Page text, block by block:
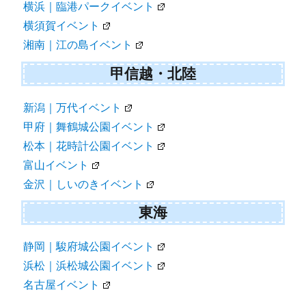
横浜｜臨港パークイベント
横須賀イベント
湘南｜江の島イベント
甲信越・北陸
新潟｜万代イベント
甲府｜舞鶴城公園イベント
松本｜花時計公園イベント
富山イベント
金沢｜しいのきイベント
東海
静岡｜駿府城公園イベント
浜松｜浜松城公園イベント
名古屋イベント